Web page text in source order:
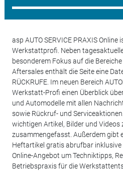
asp AUTO SERVICE PRAXIS
Werkstattprofi. Neben
besonderem Fokus auf die
Aftersales enthält die Seite eine
RÜCKRUFE. Im neuen Bereich
Werkstatt-Profi einen Überblick
und Automodelle mit allen
sowie Rückruf- und
wichtigen Artikel, Bilder und Videos
zusammengefasst. Außerdem gibt
Heftartikel gratis abrufbar inklusive
Online-Angebot um Techniktipps,
Betriebspraxis für die